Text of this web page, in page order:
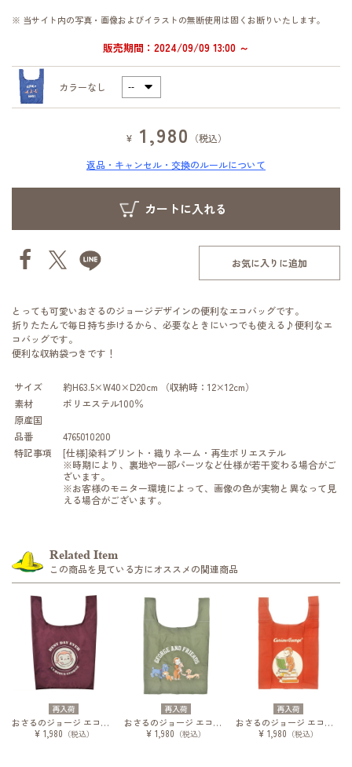
※ 当サイト内の写真・画像およびイラストの無断使用は固くお断りいたします。
販売期間：2024/09/09 13:00 ～
カラーなし
¥ 1,980
（税込）
返品・キャンセル・交換のルールについて
お気に入りに追加
とっても可愛いおさるのジョージデザインの便利なエコバッグです。
折りたたんで毎日持ち歩けるから、必要なときにいつでも使える♪便利なエ
コバッグです。
便利な収納袋つきです！
サイズ
約H63.5×W40×D20cm （収納時：12×12cm）
素材
ポリエステル100％
原産国
品番
4765010200
特記事項
[仕様]染料プリント・織りネーム・再生ポリエステル
※時期により、裏地や一部パーツなど仕様が若干変わる場合がご
ざいます。
※お客様のモニター環境によって、画像の色が実物と異なって見
える場合がございます。
Related Item
この商品を見ている方にオススメの関連商品
再入荷
おさるのジョージ エコバッグ にっこりジョージ
¥ 1,980 （税込）
再入荷
おさるのジョージ エコバッグ ジョージのお友達
¥ 1,980 （税込）
再入荷
おさるのジョージ エコバッグ ジョージの本
¥ 1,980 （税込）